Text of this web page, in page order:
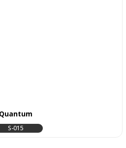
Quantum
S-015